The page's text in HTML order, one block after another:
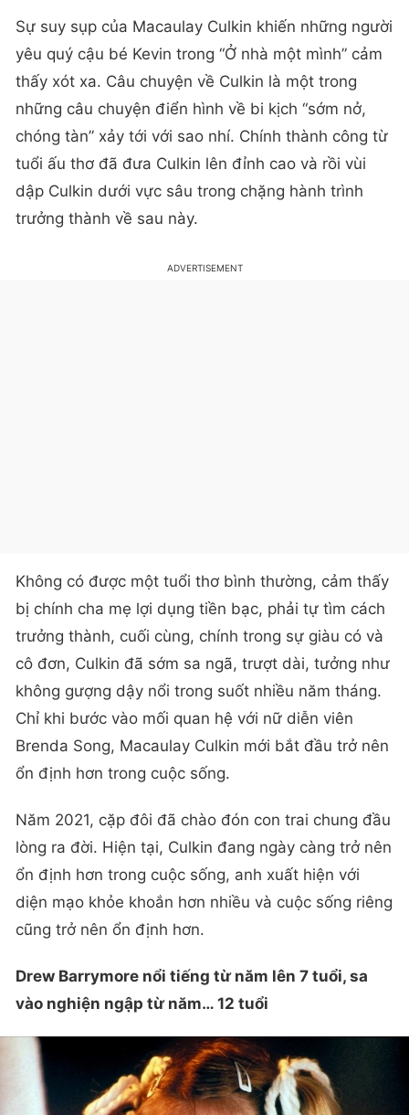
Sự suy sụp của Macaulay Culkin khiến những người
yêu quý cậu bé Kevin trong “Ở nhà một mình” cảm
thấy xót xa. Câu chuyện về Culkin là một trong
những câu chuyện điển hình về bi kịch “sớm nở,
chóng tàn” xảy tới với sao nhí. Chính thành công từ
tuổi ấu thơ đã đưa Culkin lên đỉnh cao và rồi vùi
dập Culkin dưới vực sâu trong chặng hành trình
trưởng thành về sau này.
bị chính cha mẹ lợi dụng tiền bạc, phải tự tìm cách
trưởng thành, cuối cùng, chính trong sự giàu có và
cô đơn, Culkin đã sớm sa ngã, trượt dài, tưởng như
không gượng dậy nổi trong suốt nhiều năm tháng.
Chỉ khi bước vào mối quan hệ với nữ diễn viên
Brenda Song, Macaulay Culkin mới bắt đầu trở nên
ổn định hơn trong cuộc sống.
lòng ra đời. Hiện tại, Culkin đang ngày càng trở nên
ổn định hơn trong cuộc sống, anh xuất hiện với
diện mạo khỏe khoắn hơn nhiều và cuộc sống riêng
cũng trở nên ổn định hơn.
vào nghiện ngập từ năm… 12 tuổi